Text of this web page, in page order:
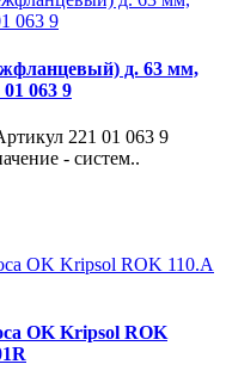
д. 63 мм,
063 9
221 01 063 9
- систем..
OK Kripsol ROK